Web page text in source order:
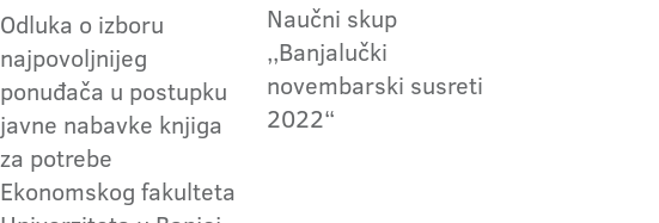
Odluka o izboru
najpovoljnijeg
ponuđača u postupku
javne nabavke knjiga
za potrebe
Ekonomskog fakulteta
Naučni skup
,,Banjalučki
novembarski susreti
2022“